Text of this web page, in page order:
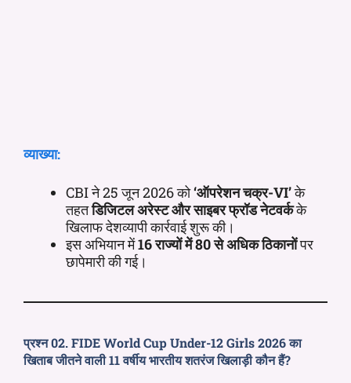
व्याख्या:
CBI ने 25 जून 2026 को‘ऑपरेशन चक्र-VI’के
तहतडिजिटल अरेस्ट और साइबर फ्रॉड नेटवर्कके
खिलाफ देशव्यापी कार्रवाई शुरू की।
इस अभियान में16 राज्यों में 80 से अधिक ठिकानोंपर
छापेमारी की गई।
प्रश्न 02. FIDE World Cup Under-12 Girls 2026 का
खिताब जीतने वाली 11 वर्षीय भारतीय शतरंज खिलाड़ी कौन हैं?